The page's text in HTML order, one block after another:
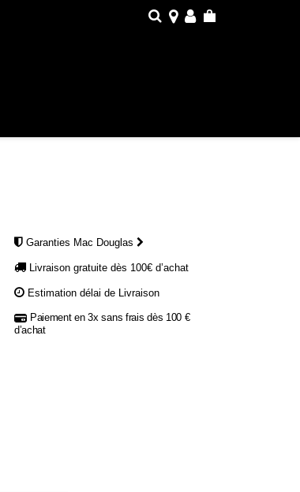
Garanties Mac Douglas
Livraison gratuite dès 100€ d’achat
Estimation délai de Livraison
Paiement en 3x sans frais dès 100 €
d’achat